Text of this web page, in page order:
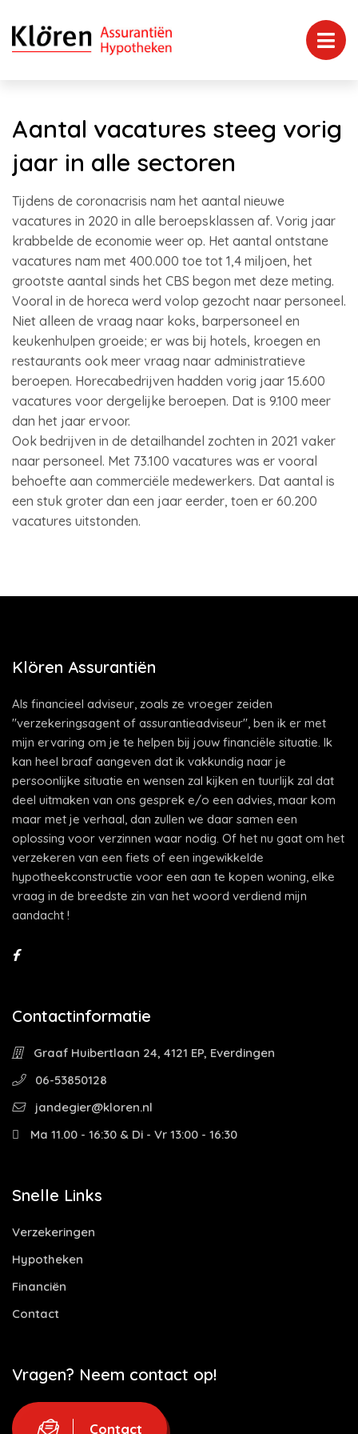
Aantal vacatures steeg vorig
jaar in alle sectoren
Tijdens de coronacrisis nam het aantal nieuwe
vacatures in 2020 in alle beroepsklassen af. Vorig jaar
krabbelde de economie weer op. Het aantal ontstane
vacatures nam met 400.000 toe tot 1,4 miljoen, het
grootste aantal sinds het CBS begon met deze meting.
Vooral in de horeca werd volop gezocht naar personeel.
Niet alleen de vraag naar koks, barpersoneel en
keukenhulpen groeide; er was bij hotels, kroegen en
restaurants ook meer vraag naar administratieve
beroepen. Horecabedrijven hadden vorig jaar 15.600
vacatures voor dergelijke beroepen. Dat is 9.100 meer
dan het jaar ervoor.
Ook bedrijven in de detailhandel zochten in 2021 vaker
naar personeel. Met 73.100 vacatures was er vooral
behoefte aan commerciële medewerkers. Dat aantal is
een stuk groter dan een jaar eerder, toen er 60.200
vacatures uitstonden.
Klören Assurantiën
Als financieel adviseur, zoals ze vroeger zeiden
"verzekeringsagent of assurantieadviseur", ben ik er met
mijn ervaring om je te helpen bij jouw financiële situatie. Ik
kan heel braaf aangeven dat ik vakkundig naar je
persoonlijke situatie en wensen zal kijken en tuurlijk zal dat
deel uitmaken van ons gesprek e/o een advies, maar kom
maar met je verhaal, dan zullen we daar samen een
oplossing voor verzinnen waar nodig. Of het nu gaat om het
verzekeren van een fiets of een ingewikkelde
hypotheekconstructie voor een aan te kopen woning, elke
vraag in de breedste zin van het woord verdiend mijn
aandacht !
Contactinformatie
Graaf Huibertlaan 24, 4121 EP, Everdingen
06-53850128
jandegier@kloren.nl
Ma 11.00 - 16:30 & Di - Vr 13:00 - 16:30
Snelle Links
Verzekeringen
Hypotheken
Financiën
Contact
Vragen? Neem contact op!
Contact